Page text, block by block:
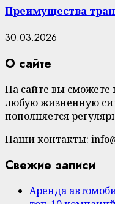
Преимущества
30.03.2026
О сайте
На сайте вы сможете
любую жизненную
пополняется
Наши контакты:
Свежие записи
Аренда